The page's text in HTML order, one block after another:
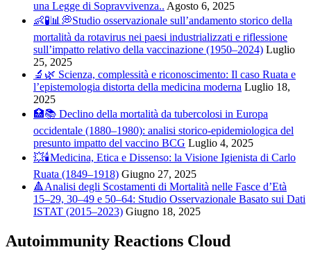
una Legge di Sopravvivenza.. Agosto 6, 2025
👶🧪📊💭Studio osservazionale sull’andamento storico della
mortalità da rotavirus nei paesi industrializzati e riflessione
sull’impatto relativo della vaccinazione (1950–2024) Luglio
25, 2025
🔬🌿 Scienza, complessità e riconoscimento: Il caso Ruata e
l’epistemologia distorta della medicina moderna Luglio 18,
2025
🏥📚 Declino della mortalità da tubercolosi in Europa
occidentale (1880–1980): analisi storico-epidemiologica del
presunto impatto del vaccino BCG Luglio 4, 2025
💥🕯️Medicina, Etica e Dissenso: la Visione Igienista di Carlo
Ruata (1849–1918) Giugno 27, 2025
🔺Analisi degli Scostamenti di Mortalità nelle Fasce d’Età
15–29, 30–49 e 50–64: Studio Osservazionale Basato sui Dati
ISTAT (2015–2023) Giugno 18, 2025
Autoimmunity Reactions Cloud